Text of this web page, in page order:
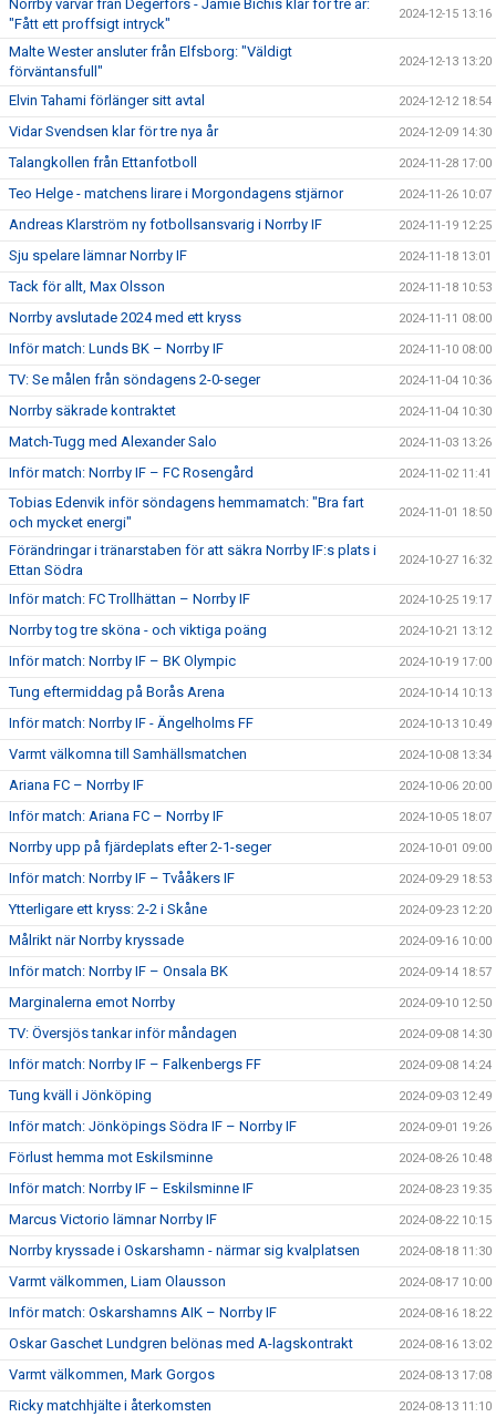
Norrby värvar från Degerfors - Jamie Bichis klar för tre år:
"Fått ett proffsigt intryck"
2024-12-15 13:16
Malte Wester ansluter från Elfsborg: "Väldigt
förväntansfull"
2024-12-13 13:20
Elvin Tahami förlänger sitt avtal 2024-12-12 18:54
Vidar Svendsen klar för tre nya år 2024-12-09 14:30
Talangkollen från Ettanfotboll 2024-11-28 17:00
Teo Helge - matchens lirare i Morgondagens stjärnor 2024-11-26 10:07
Andreas Klarström ny fotbollsansvarig i Norrby IF 2024-11-19 12:25
Sju spelare lämnar Norrby IF 2024-11-18 13:01
Tack för allt, Max Olsson 2024-11-18 10:53
Norrby avslutade 2024 med ett kryss 2024-11-11 08:00
Inför match: Lunds BK – Norrby IF 2024-11-10 08:00
TV: Se målen från söndagens 2-0-seger 2024-11-04 10:36
Norrby säkrade kontraktet 2024-11-04 10:30
Match-Tugg med Alexander Salo 2024-11-03 13:26
Inför match: Norrby IF – FC Rosengård 2024-11-02 11:41
Tobias Edenvik inför söndagens hemmamatch: "Bra fart
och mycket energi"
2024-11-01 18:50
Förändringar i tränarstaben för att säkra Norrby IF:s plats i
Ettan Södra
2024-10-27 16:32
Inför match: FC Trollhättan – Norrby IF 2024-10-25 19:17
Norrby tog tre sköna - och viktiga poäng 2024-10-21 13:12
Inför match: Norrby IF – BK Olympic 2024-10-19 17:00
Tung eftermiddag på Borås Arena 2024-10-14 10:13
Inför match: Norrby IF - Ängelholms FF 2024-10-13 10:49
Varmt välkomna till Samhällsmatchen 2024-10-08 13:34
Ariana FC – Norrby IF 2024-10-06 20:00
Inför match: Ariana FC – Norrby IF 2024-10-05 18:07
Norrby upp på fjärdeplats efter 2-1-seger 2024-10-01 09:00
Inför match: Norrby IF – Tvååkers IF 2024-09-29 18:53
Ytterligare ett kryss: 2-2 i Skåne 2024-09-23 12:20
Målrikt när Norrby kryssade 2024-09-16 10:00
Inför match: Norrby IF – Onsala BK 2024-09-14 18:57
Marginalerna emot Norrby 2024-09-10 12:50
TV: Översjös tankar inför måndagen 2024-09-08 14:30
Inför match: Norrby IF – Falkenbergs FF 2024-09-08 14:24
Tung kväll i Jönköping 2024-09-03 12:49
Inför match: Jönköpings Södra IF – Norrby IF 2024-09-01 19:26
Förlust hemma mot Eskilsminne 2024-08-26 10:48
Inför match: Norrby IF – Eskilsminne IF 2024-08-23 19:35
Marcus Victorio lämnar Norrby IF 2024-08-22 10:15
Norrby kryssade i Oskarshamn - närmar sig kvalplatsen 2024-08-18 11:30
Varmt välkommen, Liam Olausson 2024-08-17 10:00
Inför match: Oskarshamns AIK – Norrby IF 2024-08-16 18:22
Oskar Gaschet Lundgren belönas med A-lagskontrakt 2024-08-16 13:02
Varmt välkommen, Mark Gorgos 2024-08-13 17:08
Ricky matchhjälte i återkomsten 2024-08-13 11:10